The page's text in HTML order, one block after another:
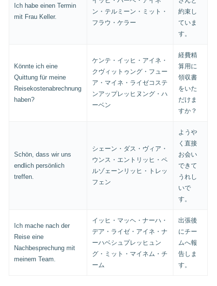
Ich habe einen Termin
mit Frau Keller.
ン・テルミーン・ミット・
フラウ・ケラー
約束し
ていま
す。
Könnte ich eine
Quittung für meine
Reisekostenabrechnung
haben?
ケンテ・イッヒ・アイネ・
クヴィットゥング・フュー
ア・マイネ・ライゼコステ
ンアップレッヒヌング・ハ
ーベン
経費精
算用に
領収書
をいた
だけま
すか？
Schön, dass wir uns
endlich persönlich
treffen.
シェーン・ダス・ヴィア・
ウンス・エントリッヒ・ペ
ルゾェーンリッヒ・トレッ
フェン
ようや
く直接
お会い
できて
うれし
いで
す。
Ich mache nach der
Reise eine
Nachbesprechung mit
meinem Team.
イッヒ・マッヘ・ナーハ・
デア・ライゼ・アイネ・ナ
ーハベシュプレッヒュン
グ・ミット・マイネム・チ
ーム
出張後
にチー
ムへ報
告しま
す。